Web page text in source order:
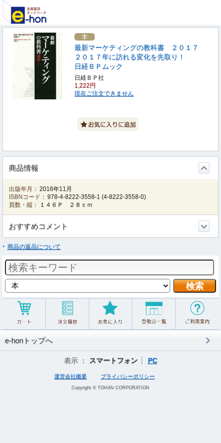
最新マーケティングの教科書 ２０１７
２０１７年に訪れる変化を先取り！
日経ＢＰムック
日経ＢＰ社
1,222円
現在ご注文できません
商品情報
出版年月： 2016年11月
ISBNコード： 978-4-8222-3558-1 (4-8222-3558-0)
頁数・縦：
１４６Ｐ ２８ｃｍ
おすすめコメント
商品の返品について
e-honトップへ
表示 ： スマートフォン PC
運営会社概要 プライバシーポリシー
Copyright © TOHAN CORPORATION